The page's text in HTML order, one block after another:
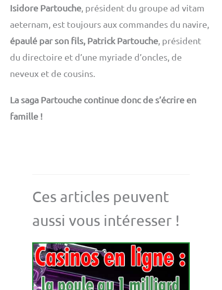
Isidore Partouche , président du groupe ad vitam
aeternam, est toujours aux commandes du navire,
épaulé par son fils, Patrick Partouche , président
du directoire et d’une myriade d’oncles, de
neveux et de cousins.
La saga Partouche continue donc de s’écrire en
famille !
Ces articles peuvent
aussi vous intéresser !